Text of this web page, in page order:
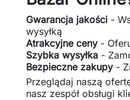
Gwarancja jakości -
wysyłką
Atrakcyjne ceny-
Szybka wysyłka -
Bezpieczne zakupy-
Przeglądaj naszą
nasz zespół obsługi